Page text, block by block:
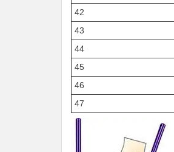
42
43
44
45
46
47